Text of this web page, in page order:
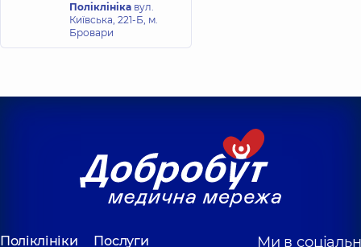
Єфремова Юлія
Володимирівна
Поліклініка вул.
Київська, 221-Б, м.
Бровари
Поліклініки Послуги Ми в